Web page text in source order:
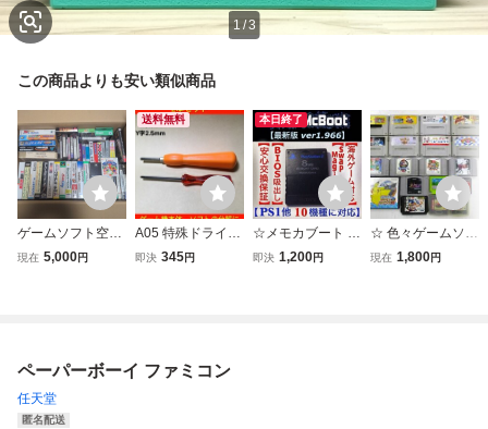
1/3
この商品よりも安い類似商品
ゲームソフト空箱
まとめ売り スーパ
ニンテンドー64VI
TA
現在 5,000円
送料無料
A05 特殊ドライバ
ー 3.8mm 4.5m
換 修理
即決 345円
本日終了
☆メモカブート 1.
966 swapmagic P
即決 1,200円
☆ 色々ゲームソフ
ト 19本セット ス
現在 1,800円
ペーパーボーイ ファミコン
任天堂
匿名配送